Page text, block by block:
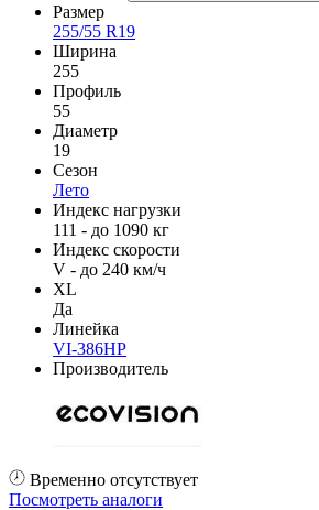
Размер
255/55 R19
Ширина
255
Профиль
55
Диаметр
19
Сезон
Лето
Индекс нагрузки
111 - до 1090 кг
Индекс скорости
V - до 240 км/ч
XL
Да
Линейка
VI-386HP
Производитель
Временно отсутствует
Посмотреть аналоги